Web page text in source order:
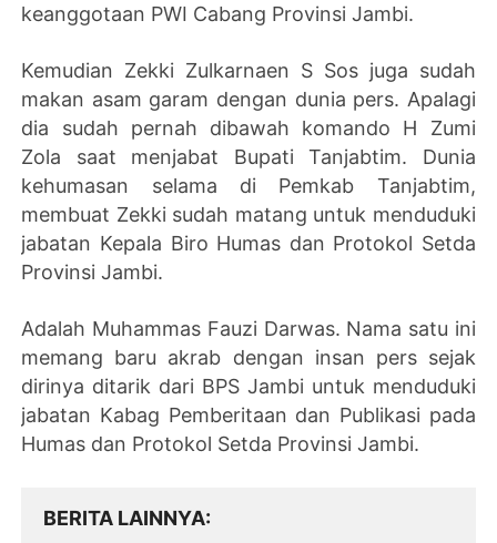
keanggotaan PWI Cabang Provinsi Jambi.
Kemudian Zekki Zulkarnaen S Sos juga sudah
makan asam garam dengan dunia pers. Apalagi
dia sudah pernah dibawah komando H Zumi
Zola saat menjabat Bupati Tanjabtim. Dunia
kehumasan selama di Pemkab Tanjabtim,
membuat Zekki sudah matang untuk menduduki
jabatan Kepala Biro Humas dan Protokol Setda
Provinsi Jambi.
Adalah Muhammas Fauzi Darwas. Nama satu ini
memang baru akrab dengan insan pers sejak
dirinya ditarik dari BPS Jambi untuk menduduki
jabatan Kabag Pemberitaan dan Publikasi pada
Humas dan Protokol Setda Provinsi Jambi.
BERITA LAINNYA